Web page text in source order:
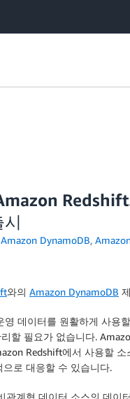
Amazon DynamoDB,
와의 Amazon DynamoDB
데이터를 원활하게 사용
할 필요가 없습니다.
Redshift에서 사용할
로 대응할 수 있습니다.
계형 데이터 소스의 데이